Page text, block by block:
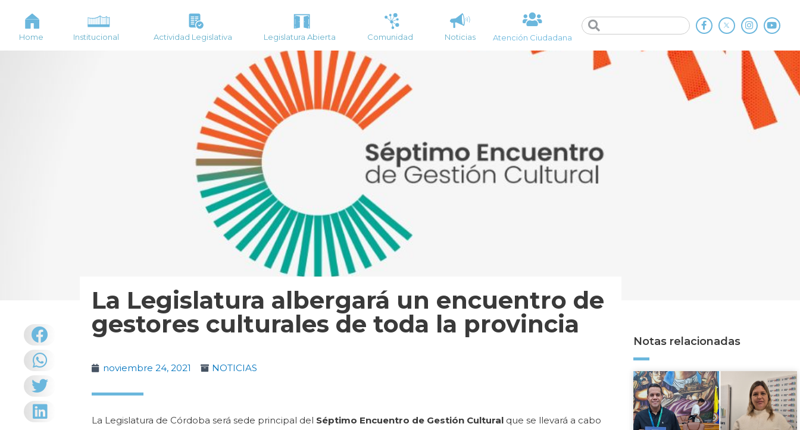
Home Institucional Actividad Legislativa Legislatura Abierta Comunidad Noticias Atención Ciudadana
La Legislatura albergará un encuentro de
gestores culturales de toda la provincia
noviembre 24, 2021 NOTICIAS
La Legislatura de Córdoba será sede principal del Séptimo Encuentro de Gestión Cultural que se llevará a cabo
Notas relacionadas